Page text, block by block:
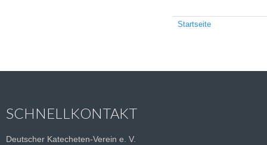
Startseite
SCHNELLKONTAKT
Deutscher Katecheten-Verein e. V.